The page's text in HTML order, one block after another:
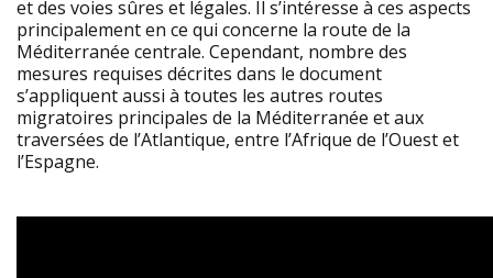
et des voies sûres et légales. Il s’intéresse à ces aspects
principalement en ce qui concerne la route de la
Méditerranée centrale. Cependant, nombre des
mesures requises décrites dans le document
s’appliquent aussi à toutes les autres routes
migratoires principales de la Méditerranée et aux
traversées de l’Atlantique, entre l’Afrique de l’Ouest et
l’Espagne.